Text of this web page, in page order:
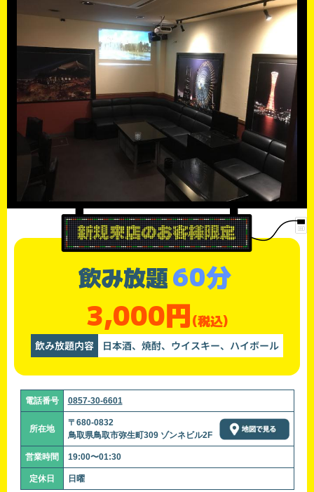
飲み放題60分
3,000円(税込)
飲み放題内容 日本酒、焼酎、ウイスキー、ハイボール
電話番号 0857-30-6601
所在地
〒680-0832
鳥取県鳥取市弥生町309 ゾンネビル2F
営業時間 19:00〜01:30
定休日 日曜